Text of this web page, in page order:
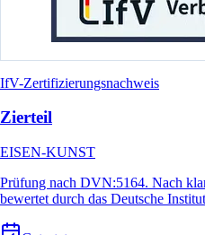
IfV-Zertifizierungsnachweis
Zierteil
EISEN-KUNST
Prüfung nach DVN:5164. Nach
bewertet durch das Deutsche